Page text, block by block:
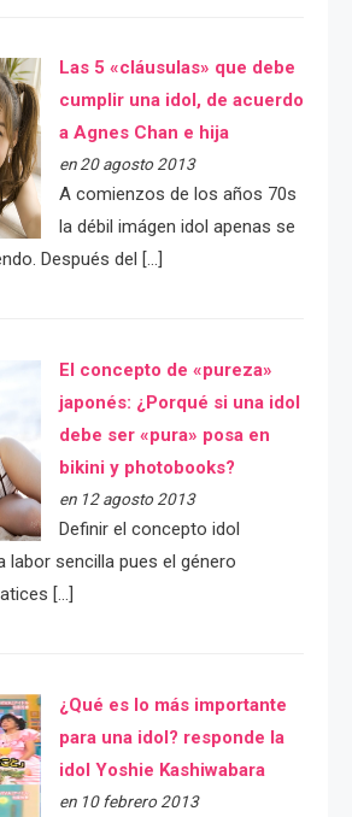
Las 5 «cláusulas» que debe
cumplir una idol, de acuerdo
a Agnes Chan e hija
en 20 agosto 2013
A comienzos de los años 70s
la débil imágen idol apenas se
Después del […]
El concepto de «pureza»
japonés: ¿Porqué si una idol
debe ser «pura» posa en
bikini y photobooks?
en 12 agosto 2013
Definir el concepto idol
labor sencilla pues el género
[…]
¿Qué es lo más importante
para una idol? responde la
idol Yoshie Kashiwabara
en 10 febrero 2013